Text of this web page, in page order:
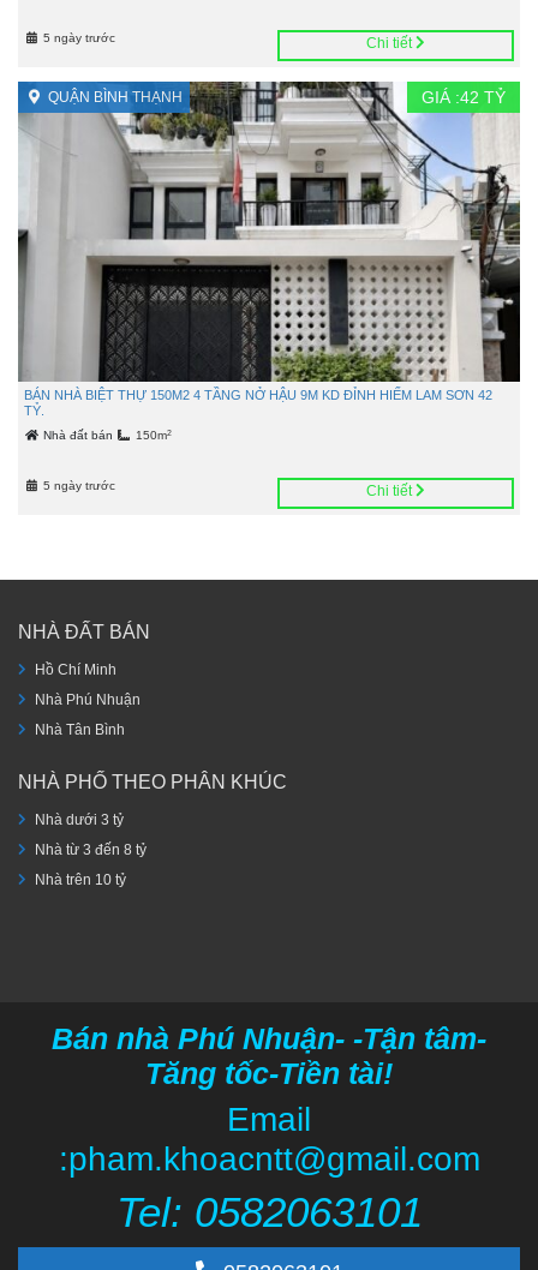
5 ngày trước Chi tiết
QUẬN BÌNH THẠNH GIÁ :42 TỶ
BÁN NHÀ BIỆT THỰ 150M2 4 TẦNG NỞ HẬU 9M KD ĐỈNH HIẾM LAM SƠN 42
TỶ.
Nhà đất bán 150m2
5 ngày trước Chi tiết
NHÀ ĐẤT BÁN
Hồ Chí Minh
Nhà Phú Nhuận
Nhà Tân Bình
NHÀ PHỐ THEO PHÂN KHÚC
Nhà dưới 3 tỷ
Nhà từ 3 đến 8 tỷ
Nhà trên 10 tỷ
Bán nhà Phú Nhuận- -Tận tâm-
Tăng tốc-Tiền tài!
Email
:pham.khoacntt@gmail.com
Tel: 0582063101